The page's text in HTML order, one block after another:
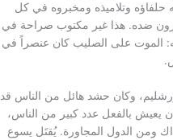
حلفاؤه وتلاميذه ومخبروه في كل
ضده. هذا غير مكتوب صراحة في
الموت على الصليب كان عنصراً في
وكان حشد هائل من الناس قد
يعيش بالفعل عدد كبير من الناس،
ومن الدول المجاورة. يُقتَل يسوع